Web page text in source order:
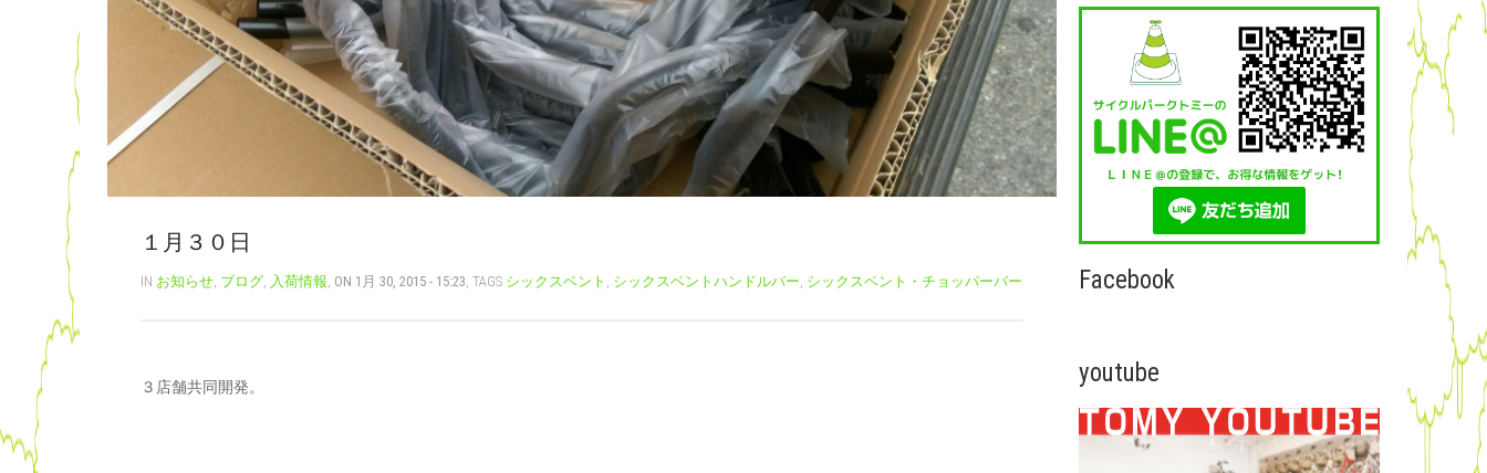
１月３０日
IN お知らせ ブログ 入荷情報 ON 1月 30, 2015 - 15:23 , TAGS シックスベント シックスベントハンドルバー シックスベント・チョッパーバー
３店舗共同開発。
Facebook
youtube